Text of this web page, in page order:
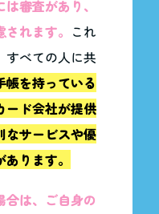
審査があり、
れます。 これ
すべての人に共
帳を持っている
ード会社が提供
なサービスや優
ります。
合は、ご自身の